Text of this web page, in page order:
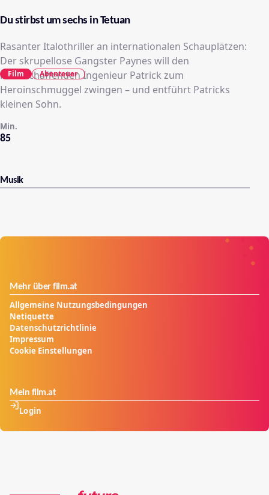
Du stirbst um sechs in Tetuan
Rasanter Italothriller an internationalen Schauplätzen:
Der skrupellose Gangster Paynes will den
rechtschaffenden Ingenieur Patrick zum
Heroinschmuggel zwingen – und entführt Patricks
kleinen Sohn.
85
Min.
Film Abenteuer
Musik
Mehr über film.at
Allgemeine Nutzungsbedingungen
Netiquette
Datenschutzrichtlinie
Impressum
Cookie Einstellungen
Mein film.at
Login